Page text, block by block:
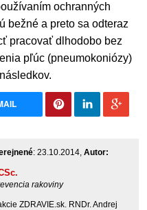
ochranných
bežné a preto sa odteraz
pracovať dlhodobo bez
pľúc (pneumokoniózy)
: 23.10.2014, Autor:
rakoviny
ZDRAVIE.sk. RNDr. Andrej